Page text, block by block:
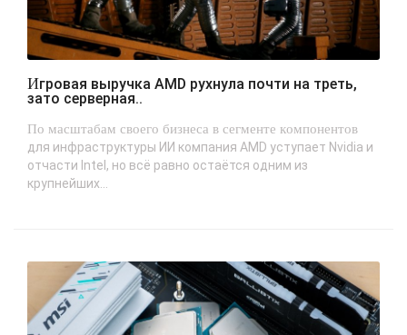
Игровая выручка AMD рухнула почти на треть,
зато серверная..
По масштабам своего бизнеса в сегменте компонентов
для инфраструктуры ИИ компания AMD уступает Nvidia и
отчасти Intel, но всё равно остаётся одним из
крупнейших...